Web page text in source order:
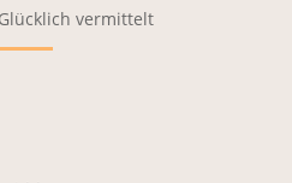
Glücklich vermittelt